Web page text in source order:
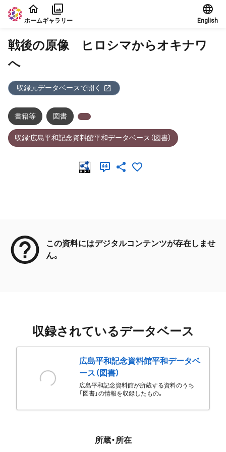
本文に飛ぶ
ホームギャラリー English
戦後の原像 ヒロシマからオキナワ
へ
収録元データベースで開く
書籍等 図書
収録:広島平和記念資料館平和データベース（図書）
この資料にはデジタルコンテンツが存在しませ
ん。
収録されているデータベース
広島平和記念資料館平和データベ
ース（図書）
広島平和記念資料館が所蔵する資料のうち
「図書」の情報を収録したもの。
所蔵・所在